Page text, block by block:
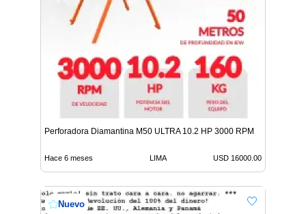
Perforadora Diamantina M50 ULTRA 10.2 HP 3000 RPM
Hace 6 meses LIMA USD 16000.00
Nuevo